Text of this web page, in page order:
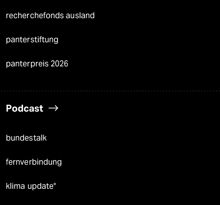
recherchefonds ausland
panterstiftung
panterpreis 2026
Podcast
bundestalk
fernverbindung
klima update°